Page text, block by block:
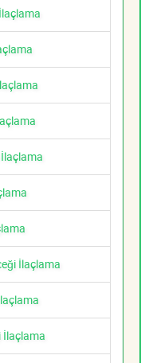
İlaçlama
İlaçlama